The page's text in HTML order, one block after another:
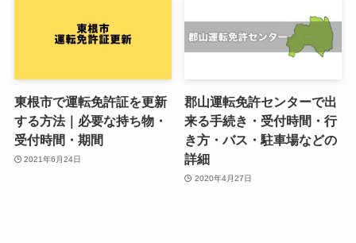
東根市で運転免許証を更新
する方法｜必要な持ち物・
受付時間・期間
2021年6月24日
郡山運転免許センターで出
来る手続き・受付時間・行
き方・バス・駐車場などの
詳細
2020年4月27日